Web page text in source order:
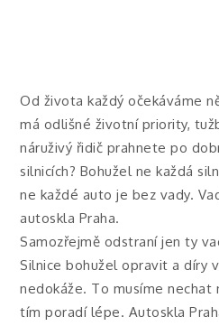
Od života každý očekáváme
má odlišné životní priority,
náruživý řidič prahnete po
silnicích? Bohužel ne každá
ne každé auto je bez vady.
autoskla Praha.
Samozřejmě odstraní jen ty
Silnice bohužel opravit a díry
nedokáže. To musíme nechat
tím poradí lépe. Autoskla